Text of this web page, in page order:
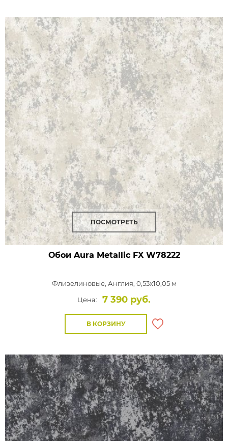
ПОСМОТРЕТЬ
Обои Aura Metallic FXW78222
Флизелиновые, Англия, 0,53x10,05 м
Цена:
7 390 руб.
В КОРЗИНУ